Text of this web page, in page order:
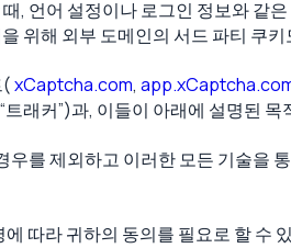
, 언어 설정이나 로그인 정보와
위해 외부 도메인의 서드 파티 쿠
(xCaptcha.com,
래커”)과, 이들이 아래에 설명된
를 제외하고 이러한 모든 기술을
따라 귀하의 동의를 필요로 할 수